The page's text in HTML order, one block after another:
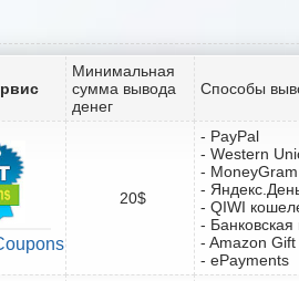
Минимальная
сумма вывода
денег
Способы
20$
- PayPal
- Western
- MoneyGram
-
- QIWI
-
- Amazon
- ePayments